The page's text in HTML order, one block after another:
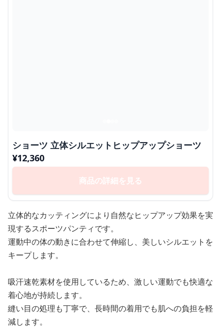
ショーツ 立体シルエットヒップアップショーツ
¥12,360
商品の詳細を見る
立体的なカッティングにより自然なヒップアップ効果を実
現するスポーツパンティです。
運動中の体の動きに合わせて伸縮し、美しいシルエットを
キープします。
吸汗速乾素材を使用しているため、激しい運動でも快適な
着心地が持続します。
縫い目の処理も丁寧で、長時間の着用でも肌への負担を軽
減します。